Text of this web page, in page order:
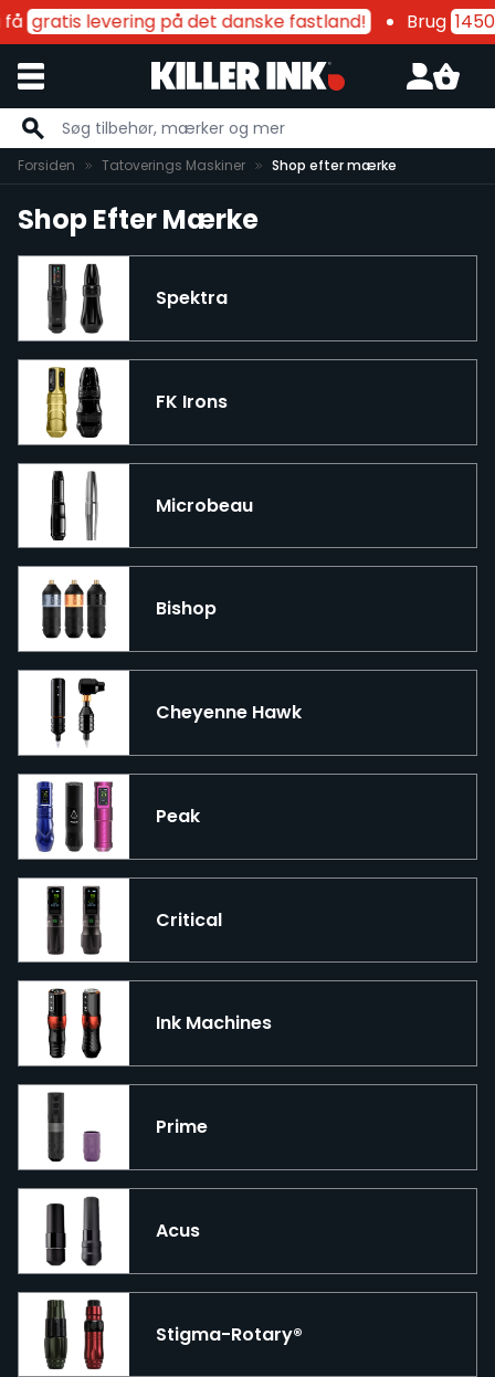
gratis levering på det danske fastland! Brug 1450
Skip to Content
Forsiden Tatoverings Maskiner Shop efter mærke
Shop Efter Mærke
Spektra
FK Irons
Microbeau
Bishop
Cheyenne Hawk
Peak
Critical
Ink Machines
Prime
Acus
Stigma-Rotary®